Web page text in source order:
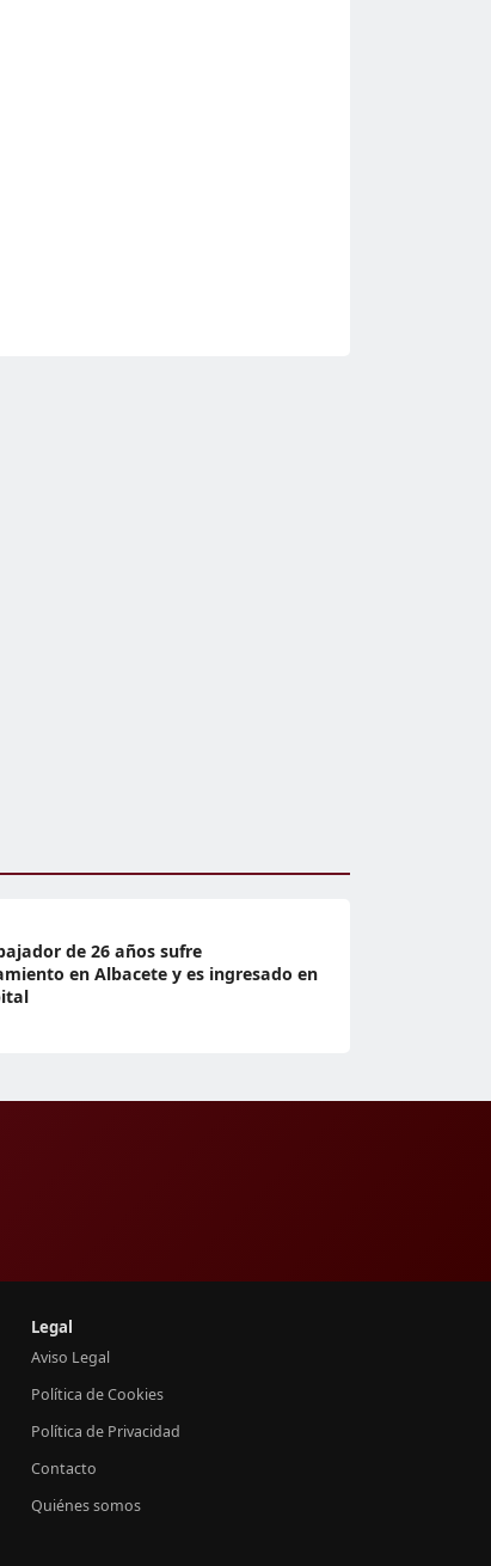
de 26 años sufre
en Albacete y es ingresado en
Legal
Aviso Legal
Política de Cookies
Política de Privacidad
Contacto
Quiénes somos